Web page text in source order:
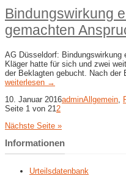
Bindungswirkung
gemachten
AG Düsseldorf: Bindungswirkung
Kläger hatte für sich und zwei
der Beklagten gebucht. Nach der
weiterlesen →
10. Januar 2016adminAllgemein
Seite 1 von 21 2
Nächste Seite »
Informationen
Urteilsdatenbank